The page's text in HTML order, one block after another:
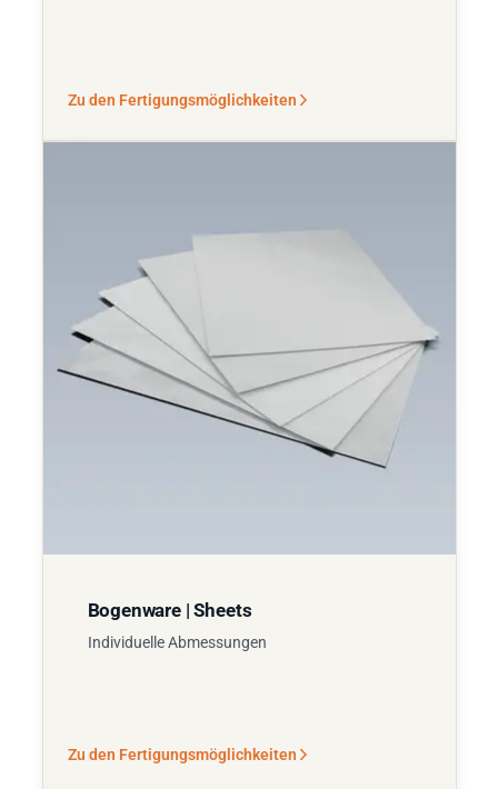
Zu den Fertigungsmöglichkeiten
Bogenware | Sheets
Individuelle Abmessungen
Zu den Fertigungsmöglichkeiten